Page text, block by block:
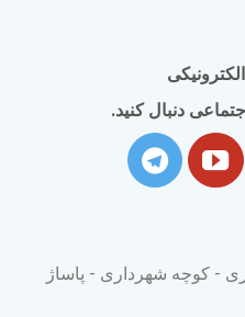
دنبال کنید.
- کوچه شهرداری - پاساژ